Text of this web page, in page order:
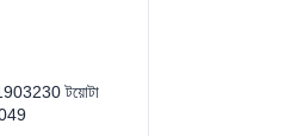
এসি সংকোচকারী
টয়োটা